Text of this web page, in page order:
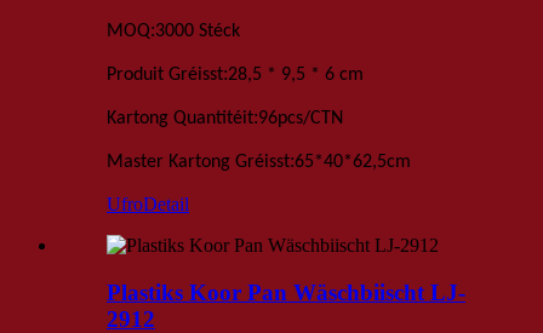
MOQ:3000 Stéck
Produit Gréisst:28,5 * 9,5 * 6 cm
Kartong Quantitéit:96pcs/CTN
Master Kartong Gréisst:65*40*62,5cm
UfroDetail
Plastiks Koor Pan Wäschbiischt LJ-
2912